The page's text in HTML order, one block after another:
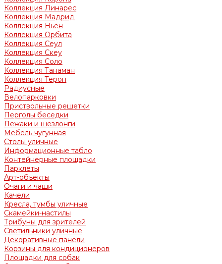
Коллекция Линарес
Коллекция Мадрид
Коллекция Ньён
Коллекция Орбита
Коллекция Сеул
Коллекция Скеу
Коллекция Соло
Коллекция Танаман
Коллекция Терон
Радиусные
Велопарковки
Приствольные решетки
Перголы беседки
Лежаки и шезлонги
Мебель чугунная
Столы уличные
Информационные табло
Контейнерные площадки
Парклеты
Арт-объекты
Очаги и чаши
Качели
Кресла, тумбы уличные
Скамейки-настилы
Трибуны для зрителей
Светильники уличные
Декоративные панели
Корзины для кондиционеров
Площадки для собак